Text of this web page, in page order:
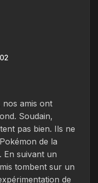
amis ont
Soudain,
pas bien. Ils ne
de la
En suivant un
tombent sur un
de